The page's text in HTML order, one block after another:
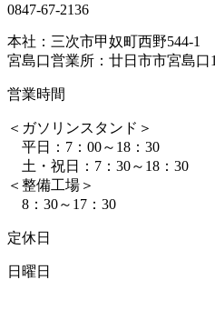
0847-67-2136
本社：三次市甲奴町西野544-1
宮島口営業所：廿日市市宮島口
営業時間
＜ガソリンスタンド＞
平日：7：00～18：30
土・祝日：7：30～18：30
＜整備工場＞
8：30～17：30
定休日
日曜日